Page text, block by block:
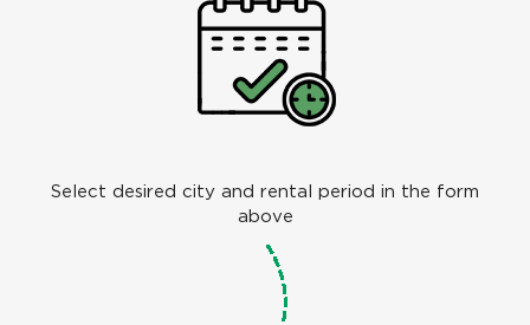
Select desired city and rental period in the form
above